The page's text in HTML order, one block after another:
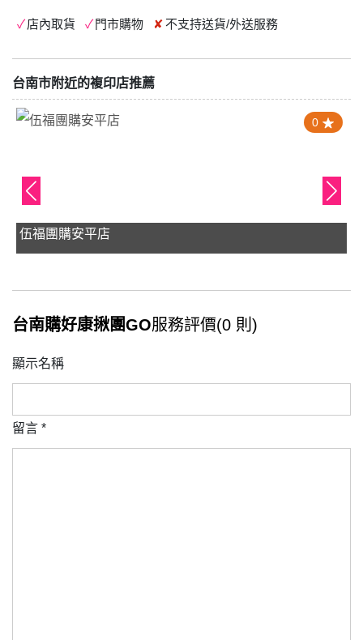
店內取貨 門市購物 不支持送貨/外送服務
台南市附近的複印店推薦
0
伍福團購安平店
台南購好康揪團GO服務評價(0 則)
顯示名稱
留言 *